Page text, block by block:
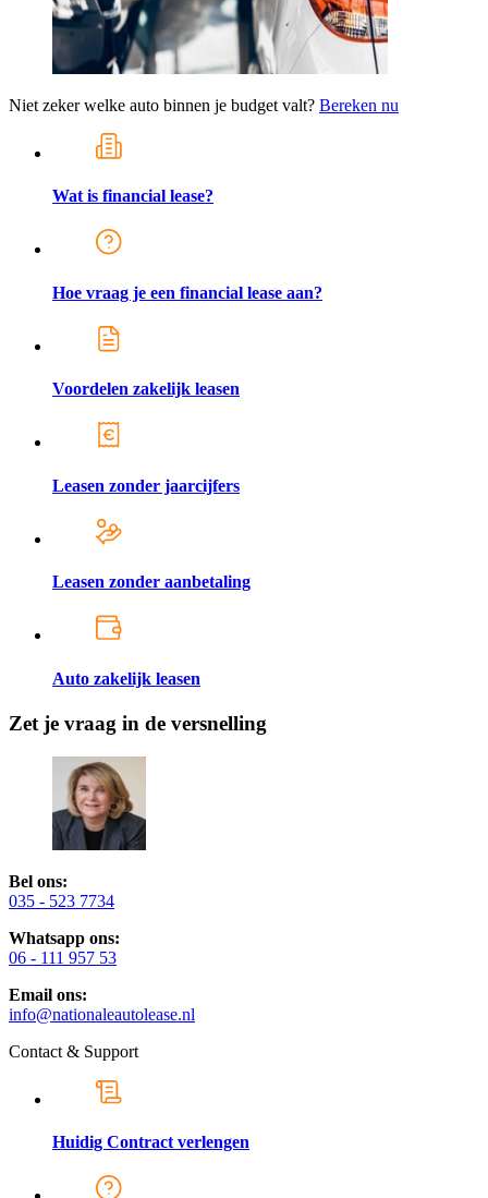
Niet zeker welke auto binnen je budget valt? Bereken nu
Wat is financial lease?
Hoe vraag je een financial lease aan?
Voordelen zakelijk leasen
Leasen zonder jaarcijfers
Leasen zonder aanbetaling
Auto zakelijk leasen
Zet je vraag in de versnelling
Bel ons:
035 - 523 7734
Whatsapp ons:
06 - 111 957 53
Email ons:
info@nationaleautolease.nl
Contact & Support
Huidig Contract verlengen